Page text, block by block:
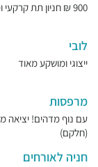
900 ₪ חניון תת קרקעי ומאובטח.
לובי
ייצוגי ומושקע מאוד
מרפסות
עם נוף מדהים! יציאה
(חלקם)
חניה לאורחים